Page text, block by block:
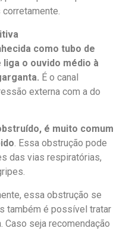
como tubo de
o ouvido médio à
É o canal
externa com a do
é muito comum
. Essa obstrução pode
das vias respiratórias,
essa obstrução se
também é possível tratar
Caso seja recomendação